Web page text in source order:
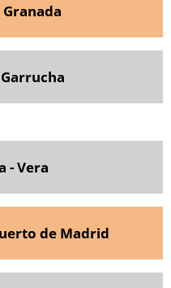
Granada
- Vera
de Madrid